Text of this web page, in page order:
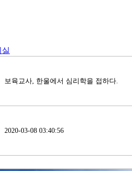
실
보육교사, 한울에서 심리학을 접하다.
2020-03-08 03:40:56